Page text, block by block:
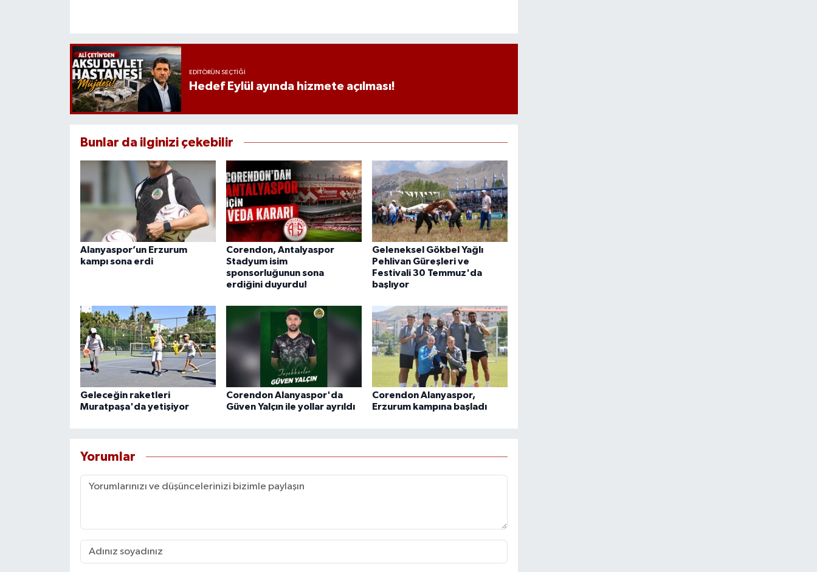
EDITÖRÜN SEÇTIĞI
Hedef Eylül ayında hizmete açılması!
Bunlar da ilginizi çekebilir
Alanyaspor’un Erzurum
kampı sona erdi
Corendon, Antalyaspor
Stadyum isim
sponsorluğunun sona
erdiğini duyurdu!
Geleneksel Gökbel Yağlı
Pehlivan Güreşleri ve
Festivali 30 Temmuz'da
başlıyor
Geleceğin raketleri
Muratpaşa'da yetişiyor
Corendon Alanyaspor'da
Güven Yalçın ile yollar ayrıldı
Corendon Alanyaspor,
Erzurum kampına başladı
Yorumlar